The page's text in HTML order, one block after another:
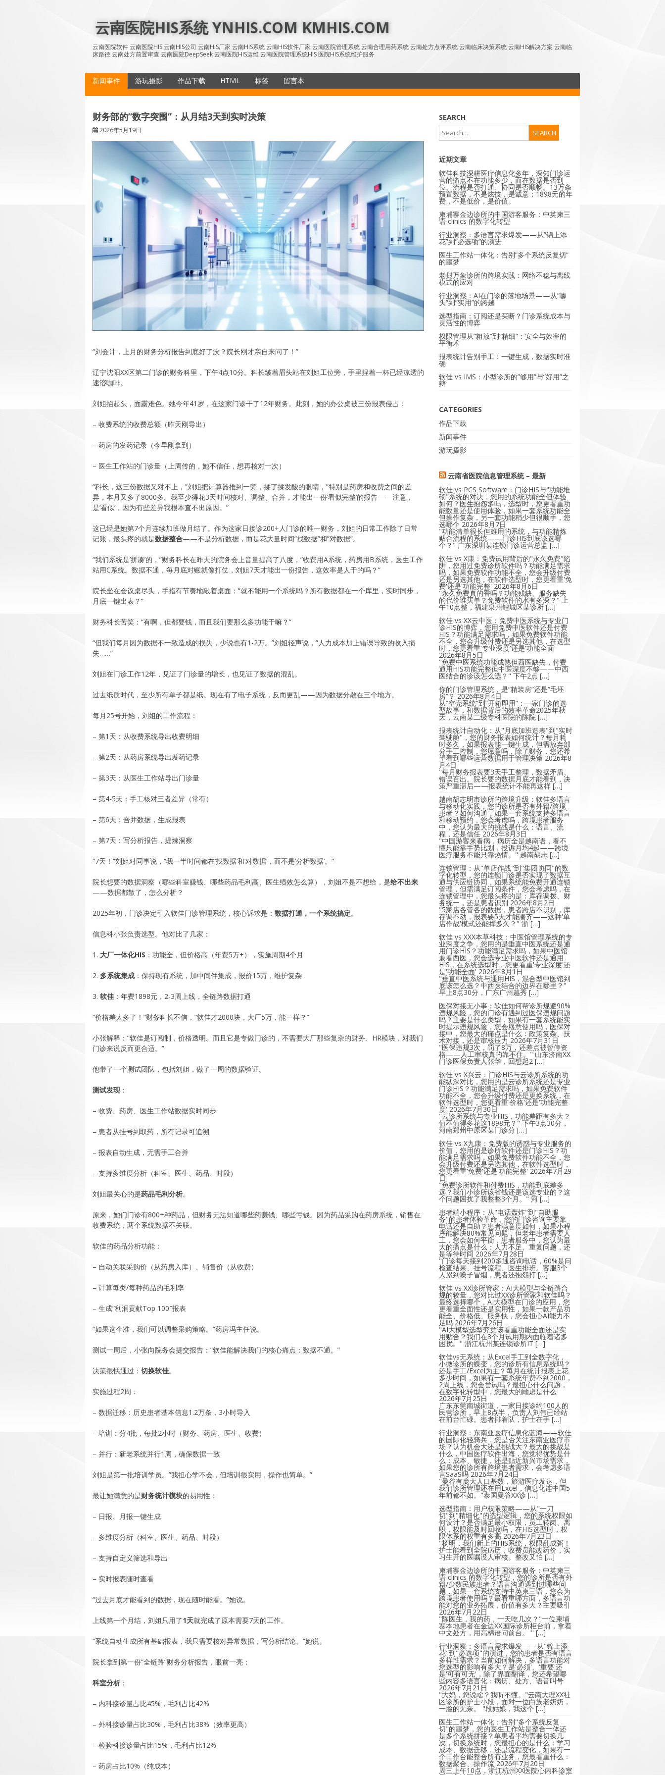
content
云南医院HIS系统 YNHIS.COM KMHIS.COM
云南医院软件 云南医院HIS 云南HIS公司 云南HIS厂家 云南HIS系统 云南HIS软件厂家 云南医院管理系统 云南合理用药系统 云南处方点评系统 云南临床决策系统 云南HIS解决方案 云南临
床路径 云南处方前置审查 云南医院DeepSeek 云南医院HIS运维 云南医院管理系统HIS 医院HIS系统维护服务
新闻事件 游玩摄影 作品下载
HTML
SiteMap
标签 留言本
财务部的”数字突围”：从月结3天到实时决策
2026年5月19日
“刘会计，上月的财务分析报告到底好了没？院长刚才亲自来问了！”
辽宁沈阳XX区第二门诊的财务科里，下午4点10分。科长皱着眉头站在刘姐工位旁，手里捏着一杯已经凉透的
速溶咖啡。
刘姐抬起头，面露难色。她今年41岁，在这家门诊干了12年财务。此刻，她的办公桌被三份报表侵占：
– 收费系统的收费总额（昨天刚导出）
– 药房的发药记录（今早刚拿到）
– 医生工作站的门诊量（上周传的，她不信任，想再核对一次）
“科长，这三份数据又对不上，”刘姐把计算器推到一旁，揉了揉发酸的眼睛，”特别是药房和收费之间的差
异，本月又多了8000多。我至少得花3天时间核对、调整、合并，才能出一份’看似完整’的报告——注意，
是’看似’，因为有些差异我根本查不出原因。”
这已经是她第7个月连续加班做月结了。作为这家日接诊200+人门诊的唯一财务，刘姐的日常工作除了日常
记账，最头疼的就是数据整合——不是分析数据，而是花大量时间”找数据”和”对数据”。
“我们系统是’拼凑’的，”财务科长在昨天的院务会上音量提高了八度，”收费用A系统，药房用B系统，医生工作
站用C系统。数据不通，每月底对账就像打仗，刘姐7天才能出一份报告，这效率是人干的吗？”
院长坐在会议桌尽头，手指有节奏地敲着桌面：”就不能用一个系统吗？所有数据都在一个库里，实时同步，
月底一键出表？”
财务科长苦笑：”有啊，但都要钱，而且我们要那么多功能干嘛？”
“但我们每月因为数据不一致造成的损失，少说也有1-2万。”刘姐轻声说，”人力成本加上错误导致的收入损
失……”
刘姐在门诊工作12年，见证了门诊量的增长，也见证了数据的混乱。
过去纸质时代，至少所有单子都是纸。现在有了电子系统，反而更乱——因为数据分散在三个地方。
每月25号开始，刘姐的工作流程：
– 第1天：从收费系统导出收费明细
– 第2天：从药房系统导出发药记录
– 第3天：从医生工作站导出门诊量
– 第4-5天：手工核对三者差异（常有）
– 第6天：合并数据，生成报表
– 第7天：写分析报告，提煉洞察
“7天！”刘姐对同事说，”我一半时间都在’找数据’和’对数据’，而不是’分析数据’。”
院长想要的数据洞察（哪些科室赚钱、哪些药品毛利高、医生绩效怎么算），刘姐不是不想给，是给不出来
——数据都散了，怎么分析？
2025年初，门诊决定引入软佳门诊管理系统，核心诉求是： 数据打通，一个系统搞定。
信息科小张负责选型。他对比了几家：
1. 大厂一体化HIS ：功能全，但价格高（年费5万+），实施周期4个月
2. 多系统集成 ：保持现有系统，加中间件集成，报价15万，维护复杂
3. 软佳 ：年费1898元，2-3周上线，全链路数据打通
“价格差太多了！”财务科长不信，”软佳才2000块，大厂5万，能一样？”
小张解释：”软佳是订阅制，价格透明。而且它是专做门诊的，不需要大厂那些复杂的财务、HR模块，对我们
门诊来说反而更合适。”
他带了一个测试团队，包括刘姐，做了一周的数据验证。
测试发现：
– 收费、药房、医生工作站数据实时同步
– 患者从挂号到取药，所有记录可追溯
– 报表自动生成，无需手工合并
– 支持多维度分析（科室、医生、药品、时段）
刘姐最关心的是药品毛利分析。
原来，她们门诊有800+种药品，但财务无法知道哪些药赚钱、哪些亏钱。因为药品采购在药房系统，销售在
收费系统，两个系统数据不关联。
软佳的药品分析功能：
– 自动关联采购价（从药房入库）、销售价（从收费）
– 计算每类/每种药品的毛利率
– 生成”利润贡献Top 100″报表
“如果这个准，我们可以调整采购策略。”药房冯主任说。
测试一周后，小张向院务会提交报告：”软佳能解决我们的核心痛点：数据不通。”
决策很快通过： 切换软佳。
实施过程2周：
– 数据迁移：历史患者基本信息1.2万条，3小时导入
– 培训：分4批，每批2小时（财务、药房、医生、收费）
– 并行：新老系统并行1周，确保数据一致
刘姐是第一批培训学员。”我担心学不会，但培训很实用，操作也简单。”
最让她满意的是财务统计模块的易用性：
– 日报、月报一键生成
– 多维度分析（科室、医生、药品、时段）
– 支持自定义筛选和导出
– 实时报表随时查看
“过去月底才能看到的数据，现在随时能看。”她说。
上线第一个月结，刘姐只用了1天就完成了原本需要7天的工作。
“系统自动生成所有基础报表，我只需要核对异常数据，写分析结论。”她说。
院长拿到第一份”全链路”财务分析报告，眼前一亮：
科室分析 ：
– 内科接诊量占比45%，毛利占比42%
– 外科接诊量占比30%，毛利占比38%（效率更高）
– 检验科接诊量占比15%，毛利占比12%
– 药房占比10%（纯成本）
SEARCH
近期文章
软佳科技深耕医疗信息化多年，深知门诊运
营的痛点不在功能多少，而在数据是否到
位、流程是否打通、协同是否顺畅。13万条
预置数据，不是炫技，是诚意；1898元的年
费，不是低价，是价值。
柬埔寨金边诊所的中国游客服务：中英柬三
语 clinics 的数字化转型
行业洞察：多语言需求爆发——从”锦上添
花”到”必选项”的演进
医生工作站一体化：告别”多个系统反复切”
的噩梦
老挝万象诊所的跨境实践：网络不稳与离线
模式的应对
行业洞察：AI在门诊的落地场景——从”噱
头”到”实用”的跨越
选型指南：订阅还是买断？门诊系统成本与
灵活性的博弈
权限管理从”粗放”到”精细”：安全与效率的
平衡术
报表统计告别手工：一键生成，数据实时准
确
软佳 vs IMS：小型诊所的”够用”与”好用”之
辩
CATEGORIES
作品下载
新闻事件
游玩摄影
云南省医院信息管理系统 – 最新
软佳 vs PCS Software：门诊HIS与"功能堆
砌"系统的对决，您用的系统功能全但体验
如何？医生抱怨多吗，选型时，您更看重功
能数量还是使用体验，如果一套系统功能全
但操作复杂，另一套功能稍少但很顺手，您
选哪个 2026年8月7日
"功能清单很长但难用的系统，与功能精炼
贴合流程的系统——门诊HIS到底该选哪
个？" 广东深圳某连锁门诊运营总监 […]
软佳 vs X康：免费试用背后的"永久免费"陷
阱，您用过免费诊所软件吗？功能满足需求
吗，如果免费软件功能不全，您会升级付费
还是另选其他，在软件选型时，您更看重'免
费'还是'功能完整' 2026年8月6日
"永久免费真的香吗？功能残缺、服务缺失
的代价谁买单？免费软件的水有多深？" 上
午10点整，福建泉州鲤城区某诊所 […]
软佳 vs XX云中医：免费中医系统与专业门
诊HIS的博弈，您用免费中医软件还是付费
HIS？功能满足需求吗，如果免费软件功能
不全，您会升级付费还是另选其他，在选型
时，您更看重'专业深度'还是'功能全面'
2026年8月5日
"免费中医系统功能成熟但西医缺失，付费
通用HIS功能完整但中医深度不够——中西
医结合的诊该怎么选？" 下午2点 […]
你的门诊管理系统，是“精装房”还是“毛坯
房”？ 2026年8月4日
从“空壳系统”到“开箱即用”：一家门诊的选
型故事，和数据背后的效率革命2025年秋
天，云南某二级专科医院的陈院 […]
报表统计自动化：从"月底加班造表"到"实时
驾驶舱"，您的财务报表如何统计？每月耗
时多久，如果报表能一键生成，但需放弃部
分手工控制，您愿意吗，除了财务，您还希
望看到哪些运营数据用于管理决策 2026年8
月4日
"每月财务报表要3天手工整理，数据矛盾、
错误百出。院长要的数据月底才能看到，决
策严重滞后——报表统计不能再这样 […]
越南胡志明市诊所的跨境升级：软佳多语言
与移动化实践，您的诊所是否有外籍/跨境
患者？如何沟通，如果一套系统支持多语言
和移动预约，您会考虑吗，跨境患者服务
中，您认为最大的挑战是什么：语言、流
程，还是信任 2026年8月3日
"中国游客来看病，病历全是越南语，看不
懂只能靠手势比划，投诉月均4起——跨境
医疗服务不能只靠热情。" 越南胡志 […]
连锁管理：从"单店作战"到"集团协同"的数
字化转型，您的连锁门诊是否实现了数据互
通与供应链协同，如果系统能免费开通连锁
管理，但需满足订阅条件，您会考虑吗，在
连锁管理中，您最头疼的是：库存调拨、财
务统一，还是患者识别 2026年8月2日
"5家店各管各的数据，患者跨店不识别，库
存调不动，报表要5天才能凑齐——这种'单
店作战'模式还能撑多久？" 浙 […]
软佳 vs XXX本草科技：中医馆管理系统的专
业深度之争，您用的是垂直中医系统还是通
用门诊HIS？功能满足需求吗，如果中医馆
兼看西医，您会选专业中医软件还是通用
HIS，在系统选型时，您更看重'专业深度'还
是'功能全面' 2026年8月1日
"垂直中医系统与通用HIS，混合型中医馆到
底该怎么选？中西医结合的边界在哪里？"
早上8点30分，广东广州越秀 […]
医保对接无小事：软佳如何帮诊所规避90%
违规风险，您的门诊有遇到过医保违规问题
吗？主要是什么类型，如果有一套系统能实
时提示违规风险，您会愿意使用吗，医保对
接中，您最大的痛点是什么：政策复杂、技
术对接，还是审核压力 2026年7月31日
"医保违规3次，罚了8万，还差点被暂停资
格——人工审核真的靠不住。" 山东济南XX
门诊医保负责人张华，回想起2 […]
软佳 vs X兴云：门诊HIS与云诊所系统的功
能纵深对比，您用的是云诊所系统还是专业
门诊HIS？功能满足需求吗，如果免费软件
功能不全，您会升级付费还是更换系统，在
软件选型时，您更看重'价格'还是'功能完整
度' 2026年7月30日
"云诊所系统与专业HIS，功能差距有多大？
值不值得多花这1898元？" 下午3点30分，
河南郑州中原区某门诊分 […]
软佳 vs X九康：免费版的诱惑与专业服务的
价值，您用的是诊所软件还是门诊HIS？功
能满足需求吗，如果免费软件功能不全，您
会升级付费还是另选其他，在软件选型时，
您更看重'免费'还是'功能完整' 2026年7月29
日
"免费诊所软件和付费HIS，功能到底差多
远？我们小诊所该省钱还是该选专业的？这
个问题困扰了我整整3个月。" 河 […]
患者端小程序：从"电话轰炸"到"自助服
务"的患者体验革命，您的门诊咨询主要靠
电话还是自助？患者满意度如何，如果小程
序能解决80%常见问题，但老年患者需要人
工，您会如何平衡，患者服务中，您认为最
大的痛点是什么：人力不足、重复问题，还
是等待时间 2026年7月28日
"门诊每天接到200多通咨询电话，60%是问
检查结果、挂号流程、医生排班。客服3个
人累到嗓子冒烟，患者还抱怨打 […]
软佳 vs XX诊所管家：AI大模型与全链路合
规的较量，您对比过XX诊所管家和软佳吗？
最终选择哪个，AI大模型在门诊的应用，您
更看重全面性还是实用性，如果一款产品功
能全、价格低、服务快，您会担心AI能力不
足吗 2026年7月26日
"AI大模型选型究竟该看重功能全面还是实
用贴合？我们在3个月试用期内面临着诸多
困扰。" 浙江杭州某连锁诊所IT […]
软佳vs无系统：从Excel手工到全数字化，
小微诊所的蝶变，您的诊所有信息系统吗？
还是手工/Excel为主？每月在统计报表上花
多少时间，如果有一套系统年费不到2000，
2周上线，您会尝试吗？最担心什么问题，
在数字化转型中，您最大的顾虑是什么
2026年7月25日
广东东莞南城街道，一家日接诊约100人的
民营诊所，早上8点半，负责人刘伟已经站
在前台忙碌。患者排着队，护士在手 […]
行业洞察：东南亚医疗信息化蓝海——软佳
的国际化轻骑兵，您是否关注东南亚医疗市
场？认为机会大还是挑战大？最大的挑战是
什么，中国医疗软件出海，您觉得优势是什
么：成本、敏捷，还是贴近新兴市场需求，
如果您的诊所有跨境患者需求，会考虑多语
言SaaS吗 2026年7月24日
"曼谷有庞大人口基数，旅游医疗发达，但
我们诊所管理还在用Excel，信息化连中国5
年前都不如。"泰国曼谷XX诊 […]
选型指南：用户权限策略——从"一刀
切"到"精细化"的选型逻辑，您的系统权限如
何设计？是否满足最小权限，员工转岗、离
职，权限能及时回收吗，在HIS选型时，权
限体系的权重有多高 2026年7月23日
"杨明，我们新上的HIS系统，权限乱成粥！
护士能看到全院病历，收费员能改药价，实
习生开的医嘱没人审核。整改又怕 […]
柬埔寨金边诊所的中国游客服务：中英柬三
语 clinics 的数字化转型，您的诊所是否有外
籍/少数民族患者？语言沟通遇到过哪些问
题，如果一套系统支持中英柬三语，您会为
跨境患者使用吗？最看重哪方面，多语言功
能对您的业务拓展，价值有多大？主要吸引
2026年7月22日
"陈医生，我的药，一天吃几次？"一位柬埔
寨本地患者在金边XX国际诊所柜台前，拿着
中文处方，用高棉语问前台。 " […]
行业洞察：多语言需求爆发——从"锦上添
花"到"必选项"的演进，您的患者是否有语言
多样性需求？当前如何解决，多语言功能对
您选型的影响有多大？是'必须'、'重要'还
是'可有可无'，除了界面翻译，您还希望哪
些内容多语言化：病历、处方、语音叫号
2026年7月21日
"大妈，您说啥？我听不懂。"云南大理XX社
区诊所的护士小段，面对一位白族老奶奶，
一脸的无奈。 "段姑娘，我这个 […]
医生工作站一体化：告别"多个系统反复
切"的噩梦，您的医生工作站是整合一体还
是多个系统拼接？单患者平均需要切换几
次，切换系统时，您最担心的是什么：学习
成本、数据迁移，还是流程变化，如果有一
个工作台能整合所有业务，您最看重什么：
数据聚合、操作流 2026年7月20日
周三上午10点，浙江杭州XX医院心内科诊室